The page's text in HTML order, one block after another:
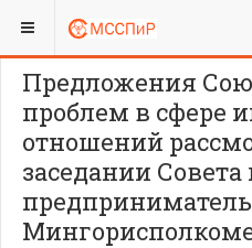
ВЫ ЗДЕСЬ: ЮРИДИЧЕСКИЙ
Предложения
проблем в сфере
отношений
заседании